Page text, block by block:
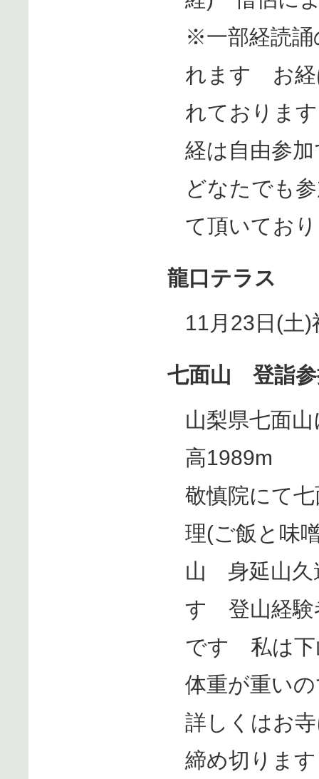
※一部経読
れます お経
れておりま
経は自由参
どなたでも
て頂いてお
龍口テラス
11月23日(土
七面山 登詣
山梨県七面
高1989m
敬慎院にて
理(ご飯と味
山 身延山久
す 登山経験
です 私は下
体重が重い
詳しくはお
締め切ります